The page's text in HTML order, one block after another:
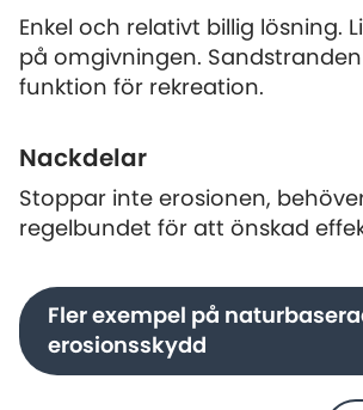
Enkel och relativt billig lösning.
på omgivningen.
funktion för rekreation.
Nackdelar
Stoppar inte erosionen,
regelbundet för att önskad
Fler exempel på
erosionsskydd